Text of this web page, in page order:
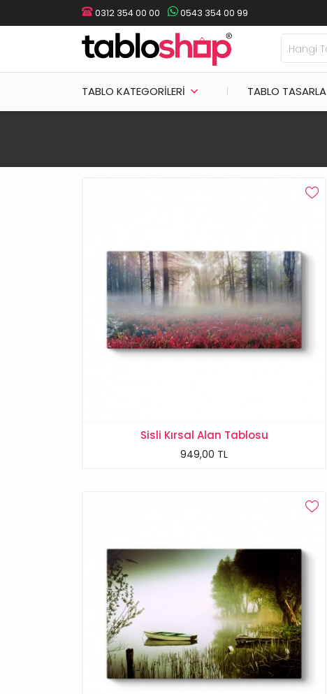
0312 354 00 00 0543 354 00 99
TABLO KATEGORILERI TABLO TASARLA
Sisli Kırsal Alan Tablosu
949,00 TL